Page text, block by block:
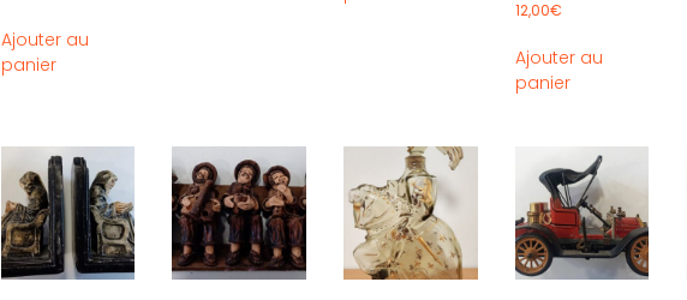
Ajouter au
panier
12,00€
Ajouter au
panier